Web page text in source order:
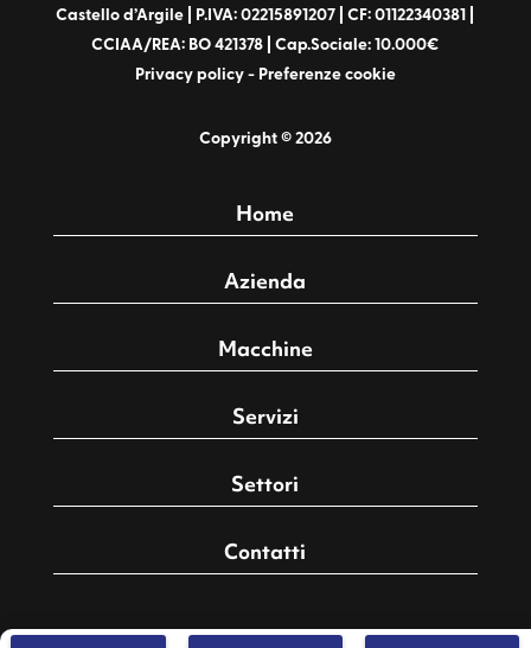
Castello d’Argile | P.IVA: 02215891207 | CF: 01122340381 |
CCIAA/REA: BO 421378 | Cap.Sociale: 10.000€
Privacy policy- Preferenze cookie
Copyright © 2026
Home
Azienda
Macchine
Servizi
Settori
Contatti